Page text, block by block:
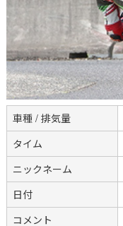
車種 / 排気量
タイム
ニックネーム
日付
コメント